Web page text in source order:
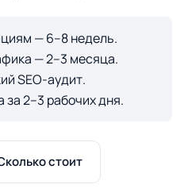
— 6–8 недель.
— 2–3 месяца.
SEO-аудит.
2–3 рабочих дня.
стоит